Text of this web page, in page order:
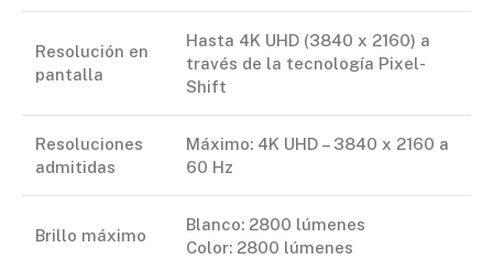
Resolución en
pantalla
Hasta 4K UHD (3840 x 2160) a
través de la tecnología Pixel-
Shift
Resoluciones
admitidas
Máximo: 4K UHD – 3840 x 2160 a
60 Hz
Brillo máximo
Blanco: 2800 lúmenes
Color: 2800 lúmenes